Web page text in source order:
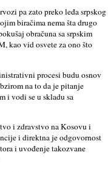
pa zato preko leđa srpskog
biračima nema šta drugo
obračuna sa srpskim
kao vid osvete za ono što
procesi budu osnov
na to da je pitanje
i vodi se u skladu sa
i zdravstvo na Kosovu i
i direktna je odgovornost
i uvođenje takozvane